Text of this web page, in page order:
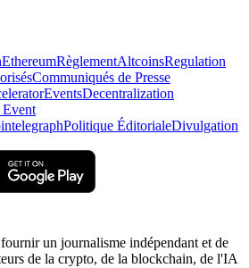
EthereumRèglementAltcoinsRegulation
Communiqués de Presse
EventsDecentralization
Politique ÉditorialeDivulgation
un journalisme indépendant et de
de la crypto, de la blockchain, de l'IA